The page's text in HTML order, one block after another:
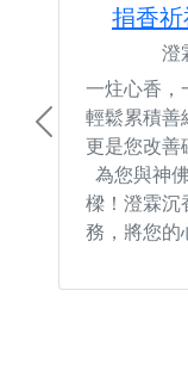
捐香
澄
一炷心香，
輕鬆累積善
更是您改善
為您與神
樑！澄霖沉
務，將您的
Previous